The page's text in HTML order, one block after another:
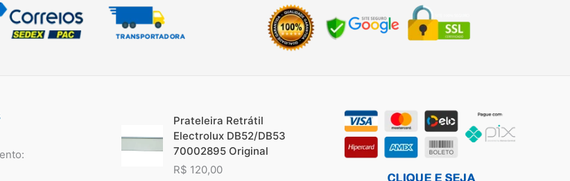
Prateleira Retrátil
Electrolux DB52/DB53
70002895 Original
R$ 120,00